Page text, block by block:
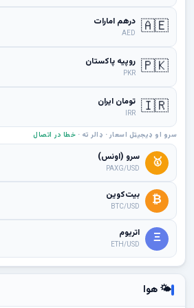
🇦🇪 درهم امارات
AED
🇵🇰 روپیه پاکستان
PKR
🇮🇷 تومان ایران
IRR
سرو او ډیجیټل اسعار · ډالر ته · خطا در اتصال
🥇 سرو (اونس)
PAXG/USD
₿ بیت‌کوین
BTC/USD
Ξ اتریوم
ETH/USD
🌤 هوا